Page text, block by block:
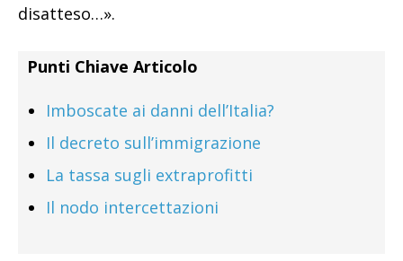
disatteso…».
Punti Chiave Articolo
Imboscate ai danni dell’Italia?
Il decreto sull’immigrazione
La tassa sugli extraprofitti
Il nodo intercettazioni